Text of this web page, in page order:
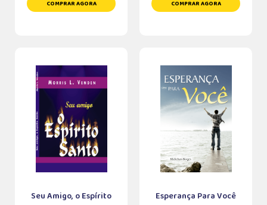
COMPRAR AGORA COMPRAR AGORA
Seu Amigo, o Espírito
Esperança Para Você